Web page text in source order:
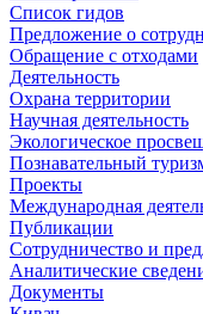
Список гидов
Предложение о
Обращение с отходами
Деятельность
Охрана территории
Научная деятельность
Экологическое
Познавательный
Проекты
Международная
Публикации
Сотрудничество и
Аналитические
Документы